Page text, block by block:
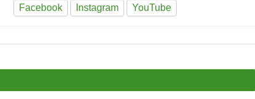
Facebook
Instagram YouTube